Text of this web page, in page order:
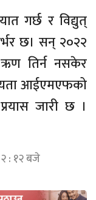
गर्छ र विद्युत्
छ। सन् २०२२
तिर्न नसकेर
आईएमएफको
जारी छ ।
: १२ बजे